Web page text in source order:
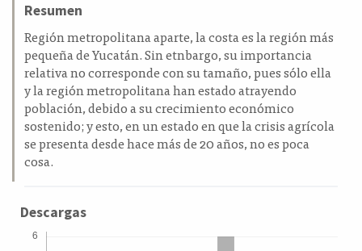
del
artículo
Resumen
Región metropolitana aparte, la costa es la región más
pequeña de Yucatán. Sin etnbargo, su importancia
relativa no corresponde con su tamaño, pues sólo ella
y la región metropolitana han estado atrayendo
población, debido a su crecimiento económico
sostenido; y esto, en un estado en que la crisis agrícola
se presenta desde hace más de 20 años, no es poca
cosa.
Descargas